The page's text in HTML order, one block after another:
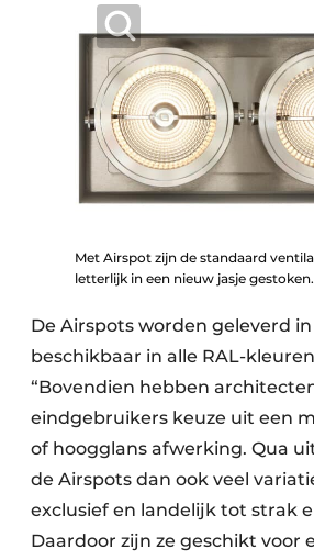
Met Airspot zijn de standaard
letterlijk in een nieuw jasje gestoken.
De Airspots worden geleverd in
beschikbaar in alle RAL-
“Bovendien hebben
eindgebruikers keuze uit een
of hoogglans afwerking. Qua
de Airspots dan ook veel
exclusief en landelijk tot strak
Daardoor zijn ze geschikt voor